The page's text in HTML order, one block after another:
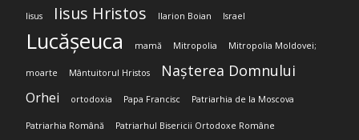
Iisus Iisus Hristos Ilarion Boian Israel
Lucășeuca mamă Mitropolia Mitropolia Moldovei;
moarte Mântuitorul Hristos Nașterea Domnului
Orhei ortodoxia Papa Francisc Patriarhia de la Moscova
Patriarhia Română Patriarhul Bisericii Ortodoxe Române